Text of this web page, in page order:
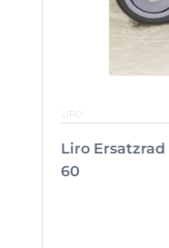
LIRO
Liro
60